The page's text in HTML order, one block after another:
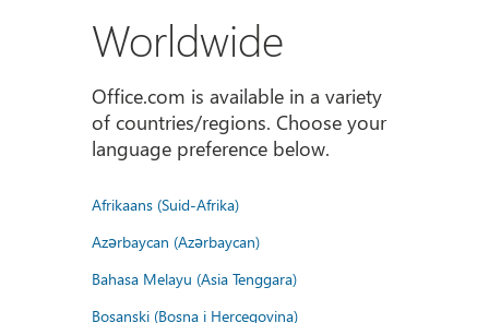
Worldwide
Office.com is available in a variety
of countries/regions. Choose your
language preference below.
Afrikaans (Suid-Afrika)
Azərbaycan (Azərbaycan)
Bahasa Melayu (Asia Tenggara)
Bosanski (Bosna i Hercegovina)